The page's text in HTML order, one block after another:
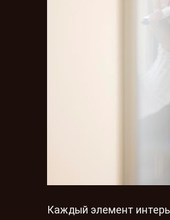
Каждый элемент